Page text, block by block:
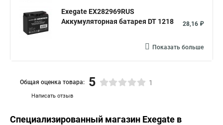
Exegate EX282969RUS
Аккумуляторная батарея DT 1218
28,16 ₽
Показать больше
Написать отзыв
Общая оценка товара: 5 1
Специализированный магазин Exegate в